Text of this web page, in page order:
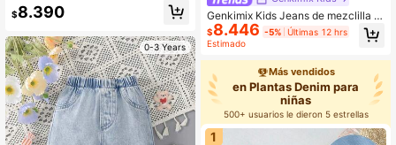
$8.390
0-3 Years
Genkimix Kids Jeans de mezclilla vi
ntage lavados para niñas bebé, cint
ura elástica, bordado de cereza, pie
oda, de moda para ocasiones casua
les, vacaciones, festivales de músic
a y fiestas
$8.446 -5% Últimas 12 hrs
Estimado
Más vendidos
en Plantas Denim para
niñas
500+ usuarios le dieron 5 estrellas
1